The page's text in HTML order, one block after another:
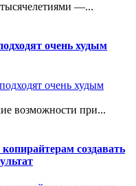
тысячелетиями —...
очень худым
возможности при...
создавать